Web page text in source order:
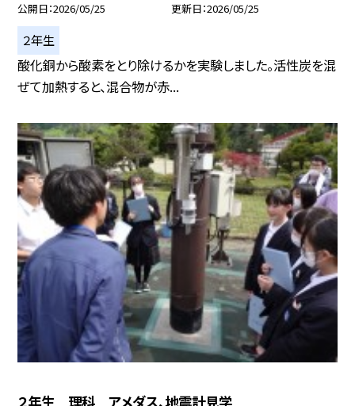
公開日 2026/05/25 更新日 2026/05/25
２年生
酸化銅から酸素をとり除けるかを実験しました。活性炭を混
ぜて加熱すると、混合物が赤...
２年生 理科 アメダス、地震計見学